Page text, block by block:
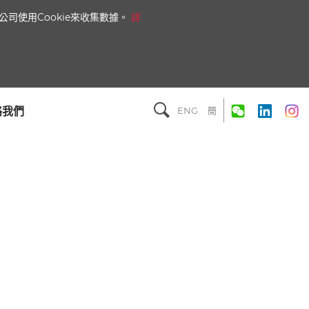
司使用Cookie來收集數據。 詳
們 ENG 簡